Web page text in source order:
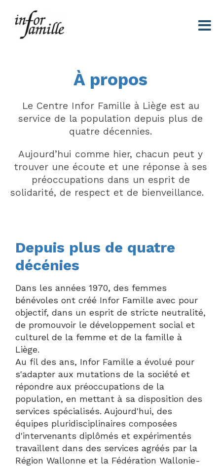
À propos
Le Centre Infor Famille à Liège est au
service de la population depuis plus de
quatre décennies.
Aujourd’hui comme hier, chacun peut y
trouver une écoute et une réponse à ses
préoccupations dans un esprit de
solidarité, de respect et de bienveillance.
Depuis plus de quatre
décénies
Dans les années 1970, des femmes
bénévoles ont créé Infor Famille avec pour
objectif, dans un esprit de stricte neutralité,
de promouvoir le développement social et
culturel de la femme et de la famille à
Liège.
Au fil des ans, Infor Famille a évolué pour
s'adapter aux mutations de la société et
répondre aux préoccupations de la
population, en mettant à sa disposition des
services spécialisés. Aujourd'hui, des
équipes pluridisciplinaires composées
d'intervenants diplômés et expérimentés
travaillent dans des services agréés par la
Région Wallonne et la Fédération Wallonie-